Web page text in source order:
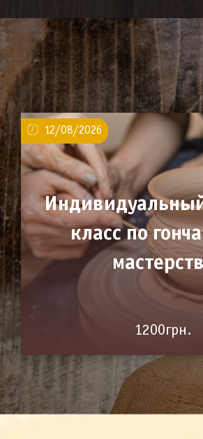
12/08/2026
класс по
1200грн.